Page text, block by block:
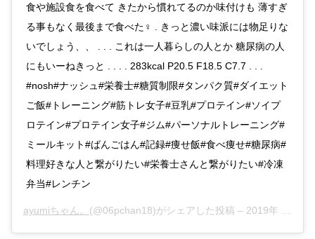
食や施設食を食べて きたから慣れてるのか味付けも 薄すぎ
る事もなく最後まで食べた‍♀️ . きっと濃い味派には物足りな
いでしょう、、 . . . これは一人暮らしの人とか 糖尿病の人
にもいーねきっと . . . . 283kcal P20.5 F18.5 C7.7 . . .
#nosh#ナッシュ#栄養士#糖質制限#タンパク質#ダイエット
ご飯#トレーニング#筋トレ女子#豆乳#プロテイン#ソイプ
ロテイン#プロテイン女子#ジム#パーソナルトレーニング#
ミールキット#ばんごはん#記録#痩せ飯#食べ痩せ#糖尿病#
料理好きな人と繋がりたい#栄養士さんと繋がりたい#冷凍
弁当#レンチン
ayumiちゃん。 (@06pchan18)がシェアした投稿 – 2019年 1月月10日午前4時23分PST